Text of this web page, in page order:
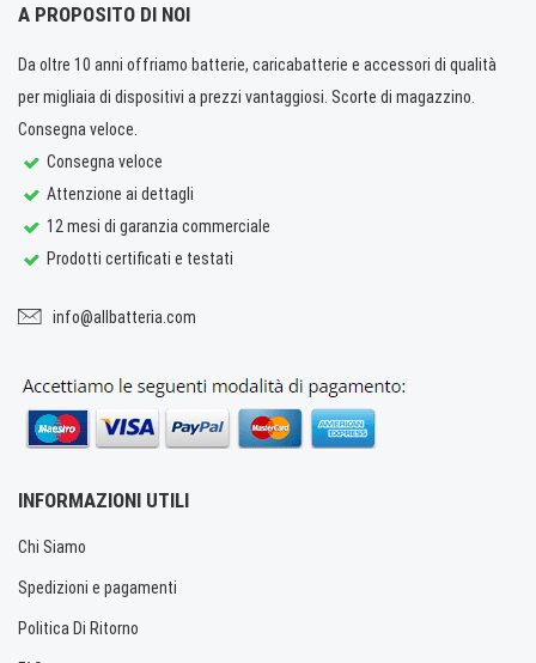
A PROPOSITO DI NOI
Da oltre 10 anni offriamo batterie, caricabatterie e accessori di qualità
per migliaia di dispositivi a prezzi vantaggiosi. Scorte di magazzino.
Consegna veloce.
Consegna veloce
Attenzione ai dettagli
12 mesi di garanzia commerciale
Prodotti certificati e testati
info@allbatteria.com
INFORMAZIONI UTILI
Chi Siamo
Spedizioni e pagamenti
Politica Di Ritorno